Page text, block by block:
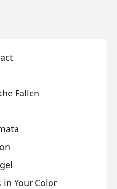
Fallen
in Your Color